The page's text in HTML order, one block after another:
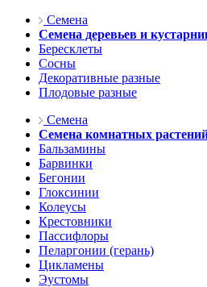
Семена
Семена деревьев и
Бересклеты
Сосны
Декоративные разные
Плодовые разные
Семена
Семена комнатных
Бальзамины
Барвинки
Бегонии
Глоксинии
Колеусы
Крестовники
Пассифлоры
Пеларгонии (герань)
Цикламены
Эустомы